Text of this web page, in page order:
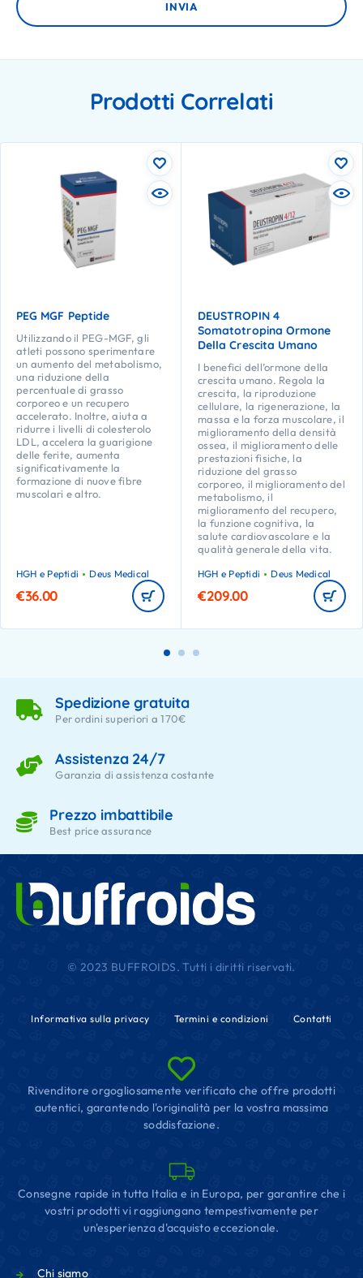
Prodotti Correlati
PEG MGF Peptide
Utilizzando il PEG-MGF, gli
atleti possono sperimentare
un aumento del metabolismo,
una riduzione della
percentuale di grasso
corporeo e un recupero
accelerato. Inoltre, aiuta a
ridurre i livelli di colesterolo
LDL, accelera la guarigione
delle ferite, aumenta
significativamente la
formazione di nuove fibre
muscolari e altro.
HGH e Peptidi Deus Medical
€36.00
DEUSTROPIN 4
Somatotropina Ormone
Della Crescita Umano
I benefici dell’ormone della
crescita umano. Regola la
crescita, la riproduzione
cellulare, la rigenerazione, la
massa e la forza muscolare, il
miglioramento della densità
ossea, il miglioramento delle
prestazioni fisiche, la
riduzione del grasso
corporeo, il miglioramento del
metabolismo, il
miglioramento del recupero,
la funzione cognitiva, la
salute cardiovascolare e la
qualità generale della vita.
HGH e Peptidi Deus Medical
€209.00
Spedizione gratuita
Per ordini superiori a 170€
Assistenza 24/7
Garanzia di assistenza costante
Prezzo imbattibile
Best price assurance
© 2023 BUFFROIDS. Tutti i diritti riservati.
Informativa sulla privacy Termini e condizioni Contatti
Rivenditore orgogliosamente verificato che offre prodotti
autentici, garantendo l'originalità per la vostra massima
soddisfazione.
Consegne rapide in tutta Italia e in Europa, per garantire che i
vostri prodotti vi raggiungano tempestivamente per
un'esperienza d'acquisto eccezionale.
Chi siamo